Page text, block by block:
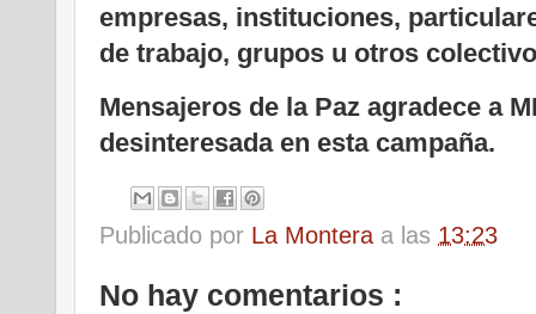
empresas, instituciones,
de trabajo, grupos u otros
Mensajeros de la Paz agradece a
desinteresada en esta campaña.
Publicado por La Montera a las 13:23
No hay comentarios :